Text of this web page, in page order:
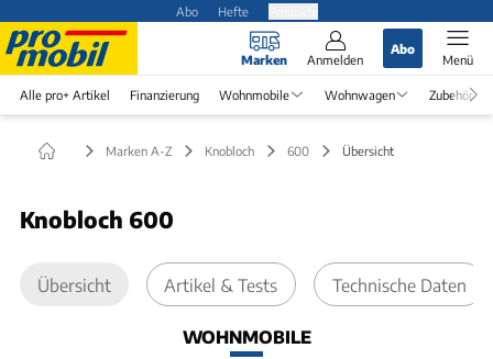
Abo Hefte
Marken Anmelden
Abo
Menü
Alle pro+ Artikel Finanzierung Wohnmobile Wohnwagen Zubehör
Marken A-Z Knobloch 600 Übersicht
Knobloch 600
Übersicht Artikel & Tests Technische Daten
WOHNMOBILE